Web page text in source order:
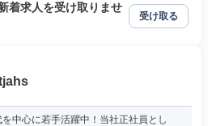
着求人を受け取りませ
受け取る
中心に若手活躍中！当社正社員とし